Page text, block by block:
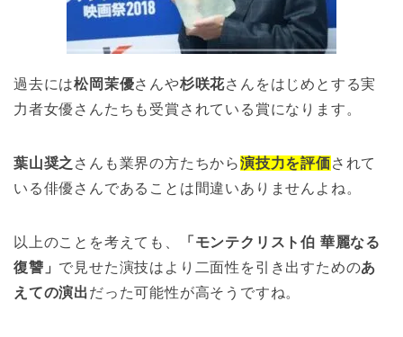
過去には松岡茉優さんや杉咲花さんをはじめとする実
力者女優さんたちも受賞されている賞になります。
葉山奨之 さんも業界の方たちから演技力を評価されて
いる俳優さんであることは間違いありませんよね。
以上のことを考えても、
「モンテクリスト伯 華麗なる
復讐」 で見せた演技はより二面性を引き出すためのあ
えての演出だった可能性が高そうですね。